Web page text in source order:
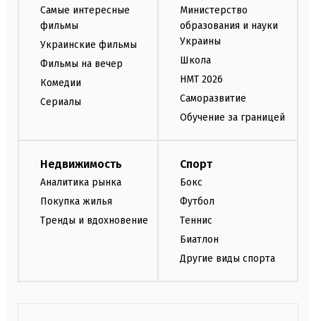
Самые интересные
фильмы
Украинские фильмы
Фильмы на вечер
Комедии
Сериалы
Министерство
образования и науки
Украины
Школа
НМТ 2026
Саморазвитие
Обучение за границей
Недвижимость
Аналитика рынка
Покупка жилья
Тренды и вдохновение
Спорт
Бокс
Футбол
Теннис
Биатлон
Другие виды спорта